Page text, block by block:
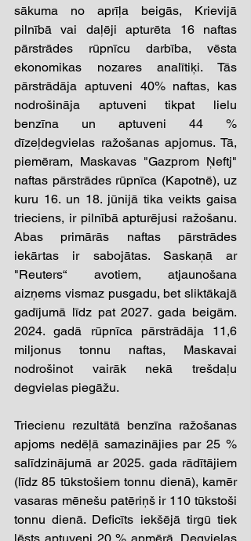
sākuma no aprīļa beigās, Krievijā
pilnībā vai daļēji apturēta 16 naftas
pārstrādes rūpnīcu darbība, vēsta
ekonomikas nozares analītiķi. Tās
pārstrādāja aptuveni 40% naftas, kas
nodrošināja aptuveni tikpat lielu
benzīna un aptuveni 44 %
dīzeļdegvielas ražošanas apjomus. Tā,
piemēram, Maskavas "Gazprom Ņeftj"
naftas pārstrādes rūpnīca (Kapotnē), uz
kuru 16. un 18. jūnijā tika veikts gaisa
trieciens, ir pilnībā apturējusi ražošanu.
Abas primārās naftas pārstrādes
iekārtas ir sabojātas. Saskaņā ar
"Reuters“ avotiem, atjaunošana
aizņems vismaz pusgadu, bet sliktākajā
gadījumā līdz pat 2027. gada beigām.
2024. gadā rūpnīca pārstrādāja 11,6
miljonus tonnu naftas, Maskavai
nodrošinot vairāk nekā trešdaļu
degvielas piegāžu.
Triecienu rezultātā benzīna ražošanas
apjoms nedēļā samazinājies par 25 %
salīdzinājumā ar 2025. gada rādītājiem
(līdz 85 tūkstošiem tonnu dienā), kamēr
vasaras mēnešu patēriņš ir 110 tūkstoši
tonnu dienā. Deficīts iekšējā tirgū tiek